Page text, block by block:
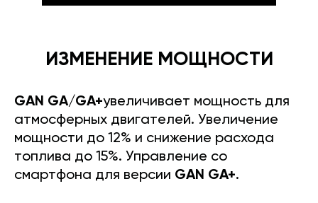
ИЗМЕНЕНИЕ МОЩНОСТИ
GAN GA/GA+увеличивает мощность для
атмосферных двигателей. Увеличение
мощности до 12% и снижение расхода
топлива до 15%. Управление со
смартфона для версии GAN GA+.